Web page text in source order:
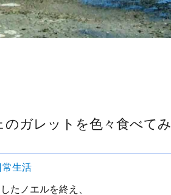
のガレットを色々食べてみ
常生活
たノエルを終え、